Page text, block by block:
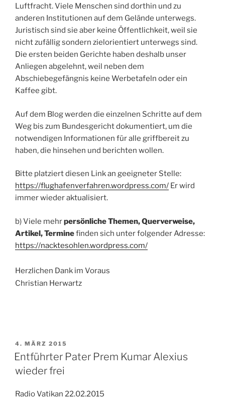
Luftfracht. Viele Menschen sind dorthin und zu
anderen Institutionen auf dem Gelände unterwegs.
Juristisch sind sie aber keine Öffentlichkeit, weil sie
nicht zufällig sondern zielorientiert unterwegs sind.
Die ersten beiden Gerichte haben deshalb unser
Anliegen abgelehnt, weil neben dem
Abschiebegefängnis keine Werbetafeln oder ein
Kaffee gibt.
Auf dem Blog werden die einzelnen Schritte auf dem
Weg bis zum Bundesgericht dokumentiert, um die
notwendigen Informationen für alle griffbereit zu
haben, die hinsehen und berichten wollen.
Bitte platziert diesen Link an geeigneter Stelle:
https://flughafenverfahren.wordpress.com/ Er wird
immer wieder aktualisiert.
b) Viele mehrpersönliche Themen, Querverweise,
Artikel, Terminefinden sich unter folgender Adresse:
https://nacktesohlen.wordpress.com/
Herzlichen Dank im Voraus
Christian Herwartz
VERÖFFENTLICHT
AM
4. MÄRZ 2015
Entführter Pater Prem Kumar Alexius
wieder frei
Radio Vatikan 22.02.2015